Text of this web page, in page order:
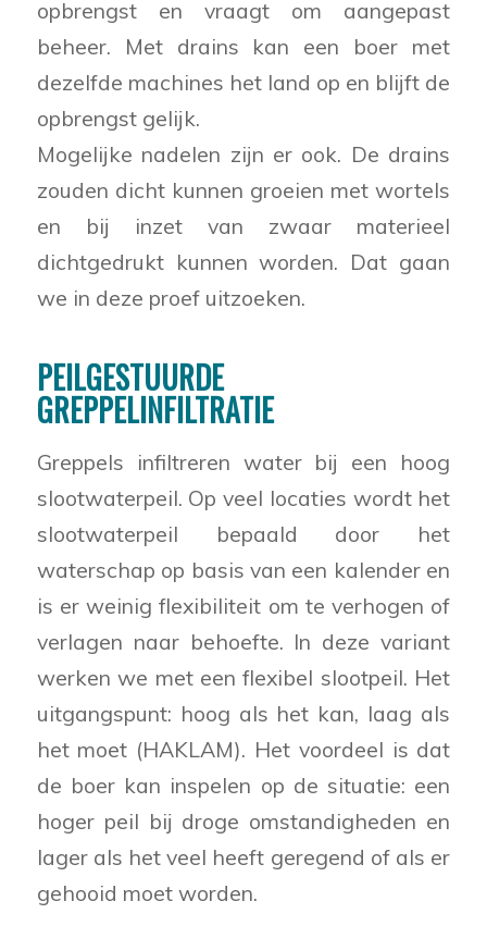
opbrengst en vraagt om aangepast
beheer. Met drains kan een boer met
dezelfde machines het land op en blijft de
opbrengst gelijk.
Mogelijke nadelen zijn er ook. De drains
zouden dicht kunnen groeien met wortels
en bij inzet van zwaar materieel
dichtgedrukt kunnen worden. Dat gaan
we in deze proef uitzoeken.
PEILGESTUURDE
GREPPELINFILTRATIE
Greppels infiltreren water bij een hoog
slootwaterpeil. Op veel locaties wordt het
slootwaterpeil bepaald door het
waterschap op basis van een kalender en
is er weinig flexibiliteit om te verhogen of
verlagen naar behoefte. In deze variant
werken we met een flexibel slootpeil. Het
uitgangspunt: hoog als het kan, laag als
het moet (HAKLAM). Het voordeel is dat
de boer kan inspelen op de situatie: een
hoger peil bij droge omstandigheden en
lager als het veel heeft geregend of als er
gehooid moet worden.